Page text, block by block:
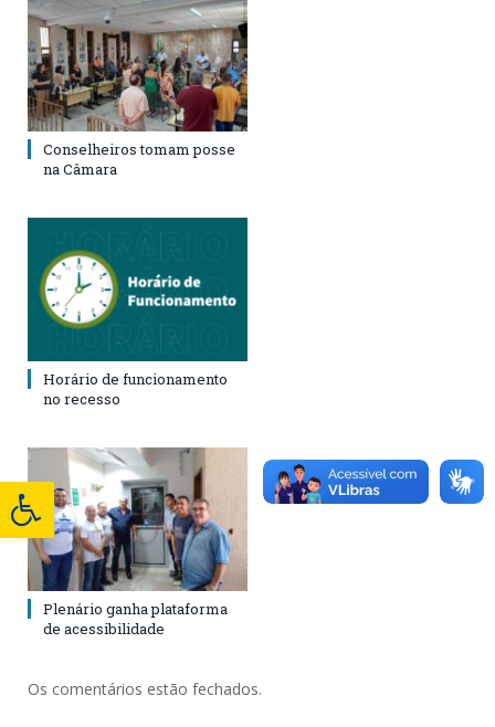
Conselheiros tomam posse
na Câmara
Horário de funcionamento
no recesso
Plenário ganha plataforma
de acessibilidade
Os comentários estão fechados.